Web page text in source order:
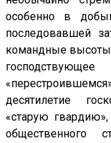
особенно в
последовавшей
командные высоты
десятилетие
«старую